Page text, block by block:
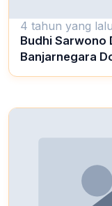
4 tahun yang lalu
Budhi Sarwono
Banjarnegara